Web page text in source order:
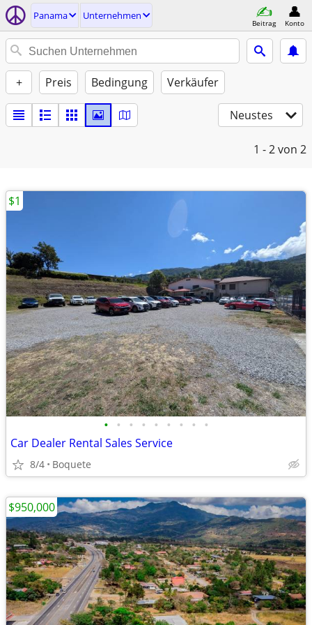
Panama Unternehmen
Beitrag Konto
+ Preis Bedingung Verkäufer
Neustes
1 - 2von 2
• • • • • • • • •
Car Dealer Rental Sales Service
8/4 Boquete
$1
$950,000